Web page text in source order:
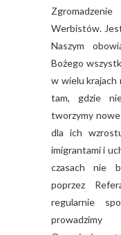
Werbistów.
Naszym
Bożego
w wielu krajach
tam, gdzie
tworzymy
dla ich
imigrantami i
czasach nie
poprzez
regularnie